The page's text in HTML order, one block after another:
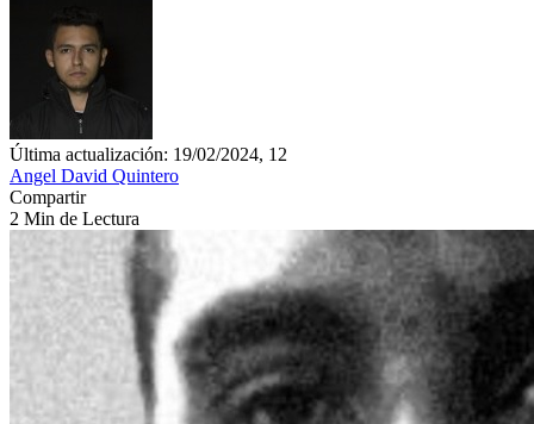
Última actualización: 19/02/2024, 12
Angel David Quintero
Compartir
2 Min de Lectura